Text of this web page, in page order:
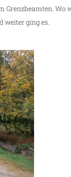
Grenzbeamten. Wo
weiter ging es.